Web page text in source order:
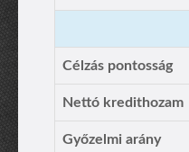
Célzás pontosság
Nettó kredithozam
Győzelmi arány